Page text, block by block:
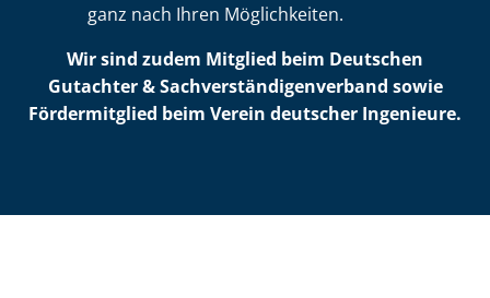
ganz nach Ihren Möglichkeiten.
Wir sind zudem Mitglied beim Deutschen
Gutachter & Sach­ver­stän­di­gen­ver­band sowie
Fördermitglied beim Verein deutscher Ingenieure.